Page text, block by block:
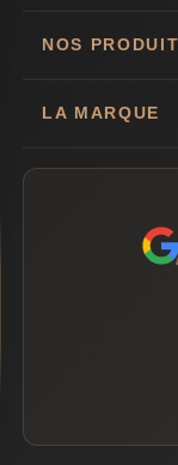
NOS
LA MARQUE